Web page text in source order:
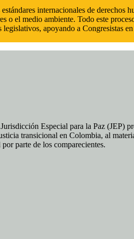
internacionales de derechos
el medio ambiente. Todo este
apoyando a Congresistas
Especial para la Paz (JEP)
transicional en Colombia, al
parte de los comparecientes.